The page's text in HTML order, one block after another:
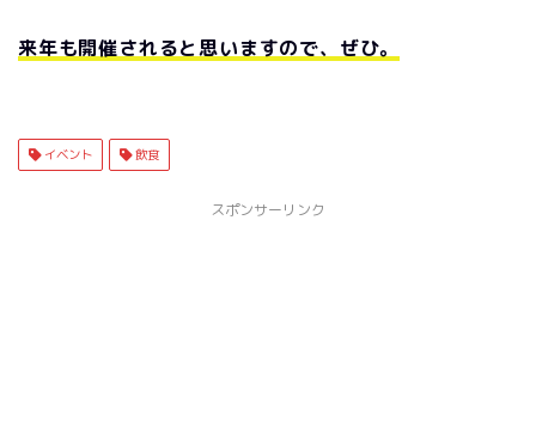
来年も開催されると思いますので、ぜひ。
イベント 飲食
スポンサーリンク